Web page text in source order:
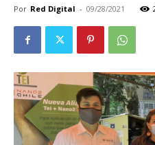
Por Red Digital - 09/28/2021